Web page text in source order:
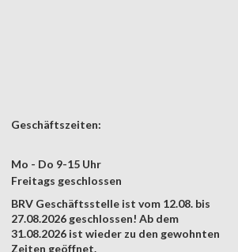
Geschäftszeiten:
Mo - Do 9-15 Uhr
Freitags geschlossen
BRV Geschäftsstelle ist vom 12.08. bis
27.08.2026 geschlossen! Ab dem
31.08.2026 ist wieder zu den gewohnten
Zeiten geöffnet.